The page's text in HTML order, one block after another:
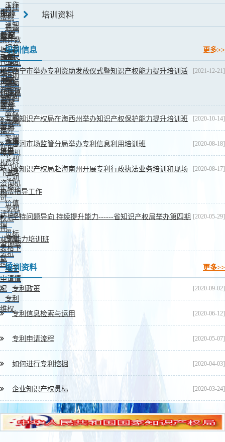
工作
动态
通知
公告
法律
法规
司法
解释
相关
政策
国际
条约
案例
分析
中心
专利
统计数
据
预警
报告
知识
产权智
库
服务
机构
专利
代理机
构
商标
代理机
构
版权
服务机
构
法律
咨询机
构
战略
咨询机
构
价值
评估机
构
贯标
咨询服
务机
构
教育
培训
培训
信息
培训
资料
专利
事务
专利
申请
专利
审批
专利
费用
专利
转让
专利
实施许
可
专利
权质
押
专利
表格下
载
电子
申请情
况
专利
维权
展示
交易
专利
推介
需求
信息
便民
服务
办事
指南
资料
下载
培训资料
培训信息 更多>>
[2021-12-21]
西宁市举办专利资助发放仪式暨知识产权能力提升培训活
动
[2020-10-14]
省知识产权局在海西州举办知识产权保护能力提升培训班
[2020-08-18]
甘河市场监管分局举办专利信息利用培训班
[2020-08-17]
省知识产权局赴海南州开展专利行政执法业务培训和现场
执法指导工作
[2020-05-29]
坚持问题导向 持续提升能力------省知识产权局举办第四期
业务能力培训班
培训资料 更多>>
[2020-09-02]
专利政策
[2020-06-12]
专利信息检索与运用
[2020-05-07]
专利申请流程
[2020-04-03]
如何进行专利挖掘
[2020-03-24]
企业知识产权贯标